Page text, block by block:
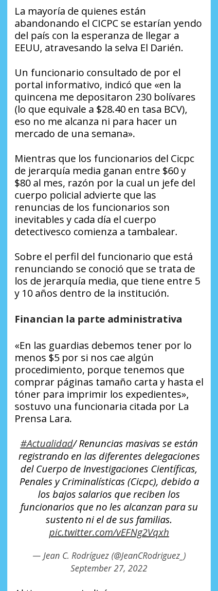
La mayoría de quienes están
abandonando el CICPC se estarían yendo
del país con la esperanza de llegar a
EEUU, atravesando la selva El Darién.
Un funcionario consultado de por el
portal informativo, indicó que «en la
quincena me depositaron 230 bolívares
(lo que equivale a $28.40 en tasa BCV),
eso no me alcanza ni para hacer un
mercado de una semana».
Mientras que los funcionarios del Cicpc
de jerarquía media ganan entre $60 y
$80 al mes, razón por la cual un jefe del
cuerpo policial advierte que las
renuncias de los funcionarios son
inevitables y cada día el cuerpo
detectivesco comienza a tambalear.
Sobre el perfil del funcionario que está
renunciando se conoció que se trata de
los de jerarquía media, que tiene entre 5
y 10 años dentro de la institución.
Financian la parte administrativa
«En las guardias debemos tener por lo
menos $5 por si nos cae algún
procedimiento, porque tenemos que
comprar páginas tamaño carta y hasta el
tóner para imprimir los expedientes»,
sostuvo una funcionaria citada por La
Prensa Lara.
#Actualidad/ Renuncias masivas se están
registrando en las diferentes delegaciones
del Cuerpo de Investigaciones Científicas,
Penales y Criminalísticas (Cicpc), debido a
los bajos salarios que reciben los
funcionarios que no les alcanzan para su
sustento ni el de sus familias.
pic.twitter.com/vEFNg2Vqxh
— Jean C. Rodríguez (@JeanCRodriguez_)
September 27, 2022